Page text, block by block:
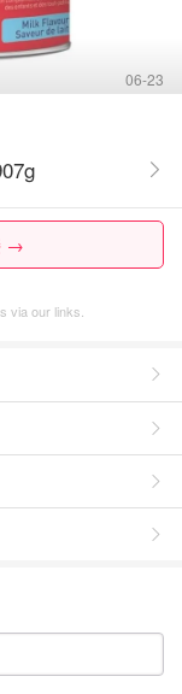
06-23
→
via our links.